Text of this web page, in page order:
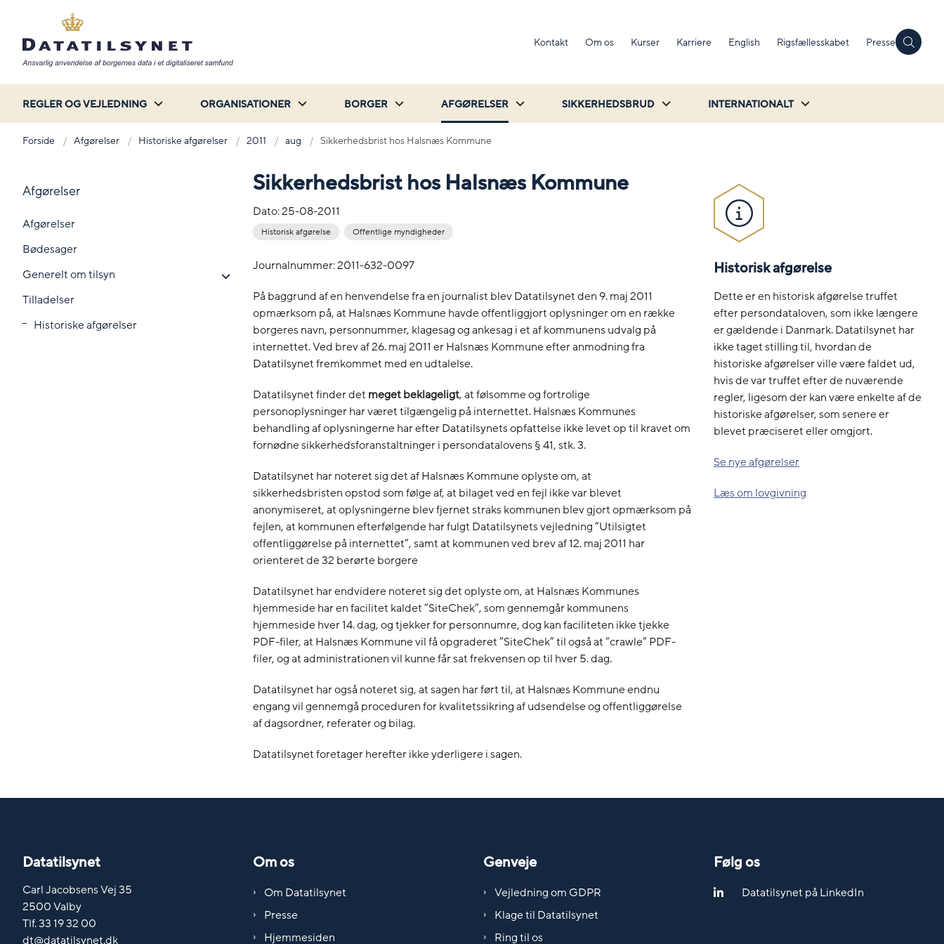
Kontakt Om os Kurser Karriere English Rigsfællesskabet Presse
REGLER OG VEJLEDNING ORGANISATIONER BORGER AFGØRELSER SIKKERHEDSBRUD INTERNATIONALT
Forside Afgørelser Historiske afgørelser 2011 aug Sikkerhedsbrist hos Halsnæs Kommune
Afgørelser
Afgørelser
Bødesager
Generelt om tilsyn
Tilladelser
Historiske afgørelser
Sikkerhedsbrist hos Halsnæs Kommune
Dato:25-08-2011
Historisk afgørelse Offentlige myndigheder
Journalnummer: 2011-632-0097
På baggrund af en henvendelse fra en journalist blev Datatilsynet den 9. maj 2011
opmærksom på, at Halsnæs Kommune havde offentliggjort oplysninger om en række
borgeres navn, personnummer, klagesag og ankesag i et af kommunens udvalg på
internettet. Ved brev af 26. maj 2011 er Halsnæs Kommune efter anmodning fra
Datatilsynet fremkommet med en udtalelse.
Datatilsynet finder det meget beklageligt, at følsomme og fortrolige
personoplysninger har været tilgængelig på internettet. Halsnæs Kommunes
behandling af oplysningerne har efter Datatilsynets opfattelse ikke levet op til kravet om
fornødne sikkerhedsforanstaltninger i persondatalovens § 41, stk. 3.
Datatilsynet har noteret sig det af Halsnæs Kommune oplyste om, at
sikkerhedsbristen opstod som følge af, at bilaget ved en fejl ikke var blevet
anonymiseret, at oplysningerne blev fjernet straks kommunen blev gjort opmærksom på
fejlen, at kommunen efterfølgende har fulgt Datatilsynets vejledning ”Utilsigtet
offentliggørelse på internettet”, samt at kommunen ved brev af 12. maj 2011 har
orienteret de 32 berørte borgere
Datatilsynet har endvidere noteret sig det oplyste om, at Halsnæs Kommunes
hjemmeside har en facilitet kaldet ”SiteChek”, som gennemgår kommunens
hjemmeside hver 14. dag, og tjekker for personnumre, dog kan faciliteten ikke tjekke
PDF-filer, at Halsnæs Kommune vil få opgraderet ”SiteChek” til også at ”crawle” PDF-
filer, og at administrationen vil kunne får sat frekvensen op til hver 5. dag.
Datatilsynet har også noteret sig, at sagen har ført til, at Halsnæs Kommune endnu
engang vil gennemgå proceduren for kvalitetssikring af udsendelse og offentliggørelse
af dagsordner, referater og bilag.
Datatilsynet foretager herefter ikke yderligere i sagen.
Historisk afgørelse
Dette er en historisk afgørelse truffet
efter persondataloven, som ikke længere
er gældende i Danmark. Datatilsynet har
ikke taget stilling til, hvordan de
historiske afgørelser ville være faldet ud,
hvis de var truffet efter de nuværende
regler, ligesom der kan være enkelte af de
historiske afgørelser, som senere er
blevet præciseret eller omgjort.
Se nye afgørelser
Læs om lovgivning
Datatilsynet
Carl Jacobsens Vej 35
2500 Valby
Tlf. 33 19 32 00
dt@datatilsynet.dk
Om os
Om Datatilsynet
Presse
Hjemmesiden
Genveje
Vejledning om GDPR
Klage til Datatilsynet
Ring til os
Følg os
Datatilsynet på LinkedIn